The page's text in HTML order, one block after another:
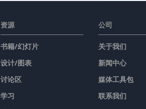
资源
书籍/幻灯片
设计/图表
讨论区
学习
公司
关于我们
新闻中心
媒体工具包
联系我们